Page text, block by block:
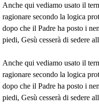
Anche qui vediamo usato il
ragionare secondo la logica
dopo che il Padre ha posto i
piedi, Gesù cesserà di sedere
Anche qui vediamo usato il
ragionare secondo la logica
dopo che il Padre ha posto i
piedi, Gesù cesserà di sedere